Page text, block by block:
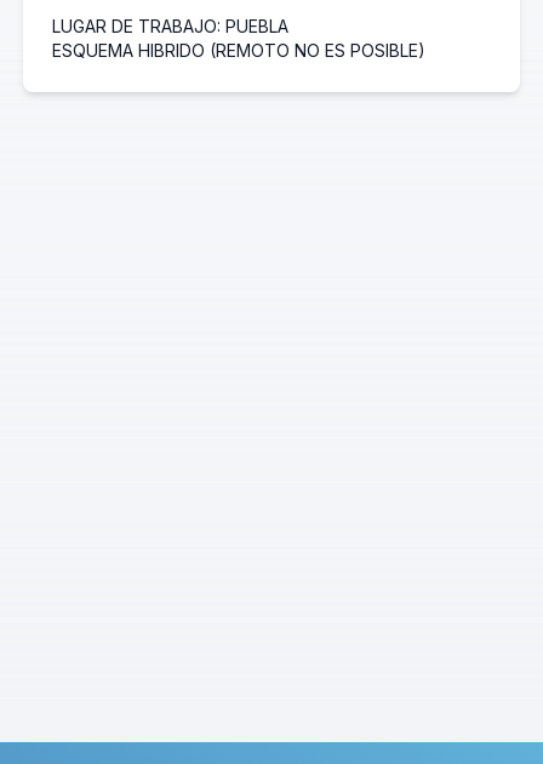
LUGAR DE TRABAJO: PUEBLA
ESQUEMA HIBRIDO (REMOTO NO ES POSIBLE)